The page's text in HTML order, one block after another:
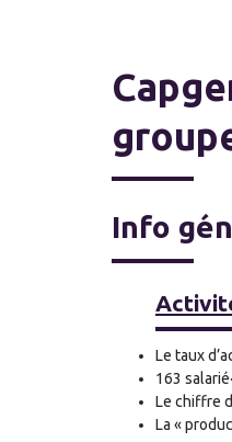
Info
Le taux
163
Le chiffre
La «